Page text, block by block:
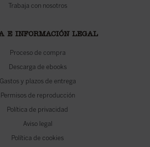
Trabaja con nosotros
E INFORMACIÓN LEGAL
Proceso de compra
Descarga de ebooks
Gastos y plazos de entrega
Permisos de reproducción
Política de privacidad
Aviso legal
Política de cookies